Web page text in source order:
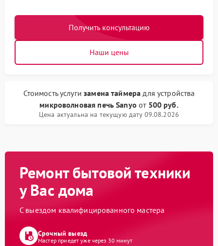
Получить консультацию
Наши цены
Стоимость услугизамена таймера для устройства
микроволновая печь Sanyo от 500 руб.
Цена актуальна на текущую дату 09.08.2026
Ремонт бытовой техники
у Вас дома
С выездом квалифицированного мастера
Срочный выезд
Мастер приедет уже через 30 минут